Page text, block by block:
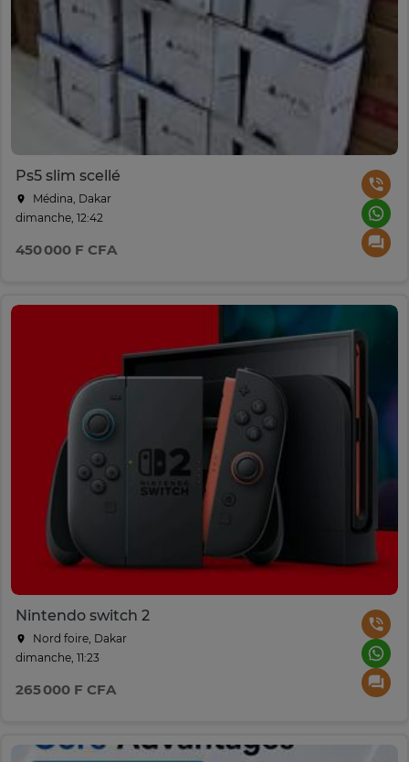
Ps5 slim scellé
Médina, Dakar
dimanche, 12:42
450 000 F CFA
Nintendo switch 2
Nord foire, Dakar
dimanche, 11:23
265 000 F CFA